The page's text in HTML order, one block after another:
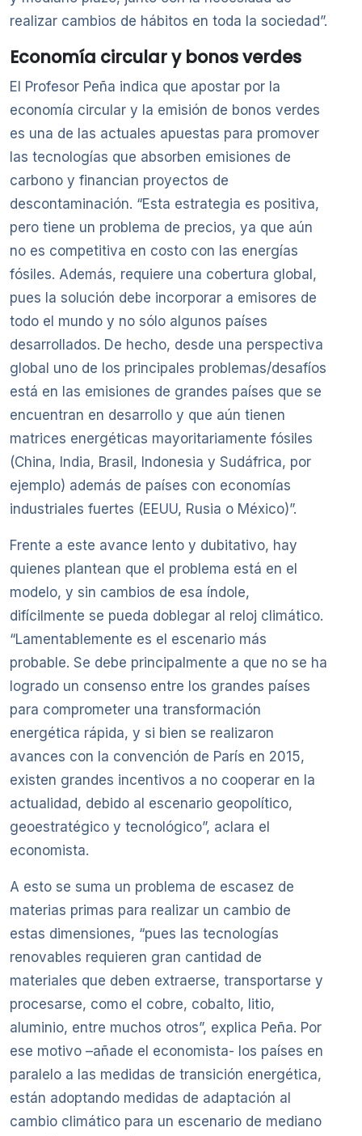
realizar cambios de hábitos en toda la sociedad”.
Economía circular y bonos verdes
El Profesor Peña indica que apostar por la
economía circular y la emisión de bonos verdes
es una de las actuales apuestas para promover
las tecnologías que absorben emisiones de
carbono y financian proyectos de
descontaminación. “Esta estrategia es positiva,
pero tiene un problema de precios, ya que aún
no es competitiva en costo con las energías
fósiles. Además, requiere una cobertura global,
pues la solución debe incorporar a emisores de
todo el mundo y no sólo algunos países
desarrollados. De hecho, desde una perspectiva
global uno de los principales problemas/desafíos
está en las emisiones de grandes países que se
encuentran en desarrollo y que aún tienen
matrices energéticas mayoritariamente fósiles
(China, India, Brasil, Indonesia y Sudáfrica, por
ejemplo) además de países con economías
industriales fuertes (EEUU, Rusia o México)”.
Frente a este avance lento y dubitativo, hay
quienes plantean que el problema está en el
modelo, y sin cambios de esa índole,
difícilmente se pueda doblegar al reloj climático.
“Lamentablemente es el escenario más
probable. Se debe principalmente a que no se ha
logrado un consenso entre los grandes países
para comprometer una transformación
energética rápida, y si bien se realizaron
avances con la convención de París en 2015,
existen grandes incentivos a no cooperar en la
actualidad, debido al escenario geopolítico,
geoestratégico y tecnológico”, aclara el
economista.
A esto se suma un problema de escasez de
materias primas para realizar un cambio de
estas dimensiones, “pues las tecnologías
renovables requieren gran cantidad de
materiales que deben extraerse, transportarse y
procesarse, como el cobre, cobalto, litio,
aluminio, entre muchos otros”, explica Peña. Por
ese motivo –añade el economista- los países en
paralelo a las medidas de transición energética,
están adoptando medidas de adaptación al
cambio climático para un escenario de mediano